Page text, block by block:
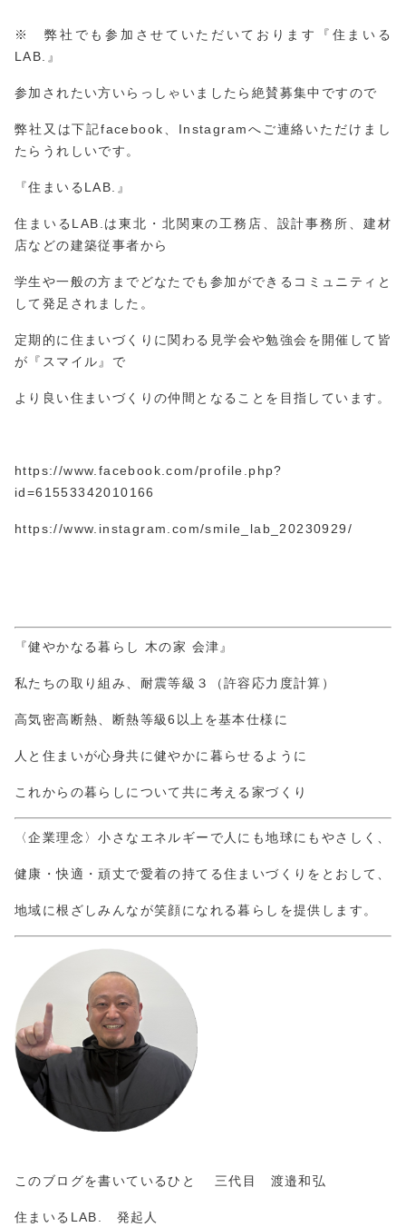
※ 弊社でも参加させていただいております『住まいる
LAB.』
参加されたい方いらっしゃいましたら絶賛募集中ですので
弊社又は下記facebook、Instagramへご連絡いただけまし
たらうれしいです。
『住まいるLAB.』
住まいるLAB.は東北・北関東の工務店、設計事務所、建材
店などの建築従事者から
学生や一般の方までどなたでも参加ができるコミュニティと
して発足されました。
定期的に住まいづくりに関わる見学会や勉強会を開催して皆
が『スマイル』で
より良い住まいづくりの仲間となることを目指しています。
https://www.facebook.com/profile.php?
id=61553342010166
https://www.instagram.com/smile_lab_20230929/
『健やかなる暮らし 木の家 会津』
私たちの取り組み、耐震等級３（許容応力度計算）
高気密高断熱、断熱等級6以上を基本仕様に
人と住まいが心身共に健やかに暮らせるように
これからの暮らしについて共に考える家づくり
〈企業理念〉小さなエネルギーで人にも地球にもやさしく、
健康・快適・頑丈で愛着の持てる住まいづくりをとおして、
地域に根ざしみんなが笑顔になれる暮らしを提供します。
このブログを書いているひと 三代目 渡邉和弘
住まいるLAB. 発起人